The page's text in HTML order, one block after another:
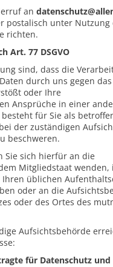
an
postalisch unter Nutzung
richten.
Art. 77 DSGVO
sind, dass die
durch uns gegen
oder Ihre
Ansprüche in einer
für Sie als
der zuständigen
beschweren.
Sie sich hierfür an die
Mitgliedstaat wenden,
Ihren üblichen
oder an die
oder des Ortes des
Aufsichtsbehörde
für Datenschutz und